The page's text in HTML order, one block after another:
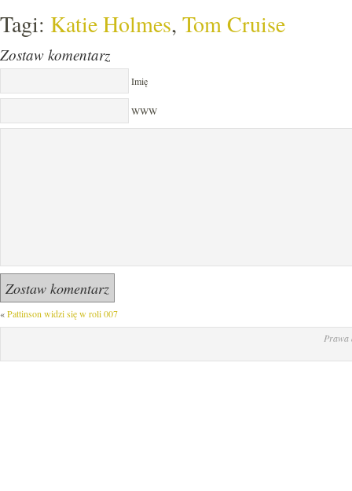
Tagi: Katie Holmes, Tom Cruise
Zostaw komentarz
Imię
WWW
«Pattinson widzi się w roli 007